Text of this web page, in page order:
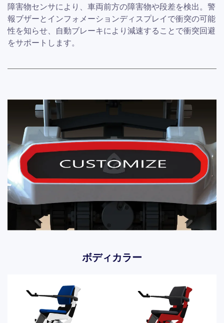
障害物センサにより、車両前方の障害物や段差を検出。警
報ブザーとインフォメーションディスプレイで衝突の可能
性を知らせ、自動ブレーキにより減速することで衝突回避
をサポートします。
ボディカラー